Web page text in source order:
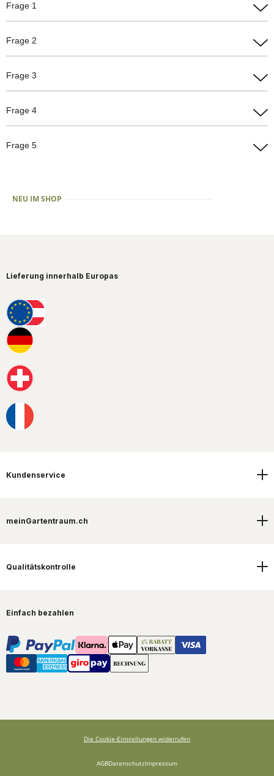
Frage 1
Frage 2
Frage 3
Frage 4
Frage 5
NEU IM SHOP
meinGartentraum.ch
Kundenservice
Lieferung innerhalb Europas
Qualitätskontrolle
Einfach bezahlen
AGBDatenschutzImpressum
Die Cookie-Einstellungen widerrufen